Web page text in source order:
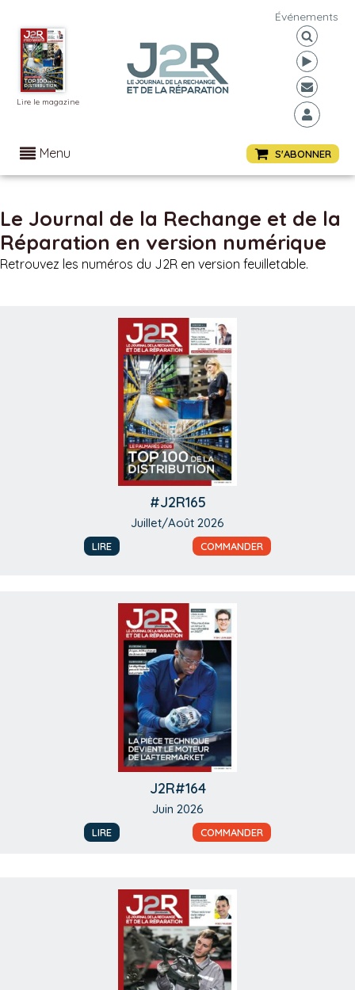
Lire le magazine
Événements
Menu S'ABONNER
Le Journal de la Rechange et de la
Réparation en version numérique
Retrouvez les numéros du J2R en version feuilletable.
#J2R165
Juillet/Août 2026
LIRE COMMANDER
J2R#164
Juin 2026
LIRE COMMANDER